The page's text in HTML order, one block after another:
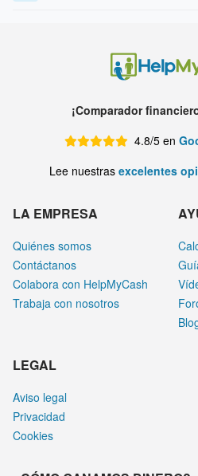
¡Comparador
4.8/5 en
Lee nuestras excelentes
LA EMPRESA
Quiénes somos
Contáctanos
Colabora con HelpMyCash
Trabaja con nosotros
LEGAL
Aviso legal
Privacidad
Cookies